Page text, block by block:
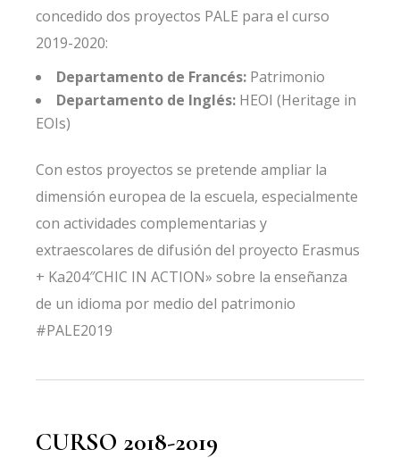
concedido dos proyectos PALE para el curso
2019-2020:
Departamento de Francés: Patrimonio
Departamento de Inglés: HEOI (Heritage in
EOIs)
Con estos proyectos se pretende ampliar la
dimensión europea de la escuela, especialmente
con actividades complementarias y
extraescolares de difusión del proyecto Erasmus
+ Ka204″CHIC IN ACTION» sobre la enseñanza
de un idioma por medio del patrimonio
#PALE2019
CURSO 2018-2019